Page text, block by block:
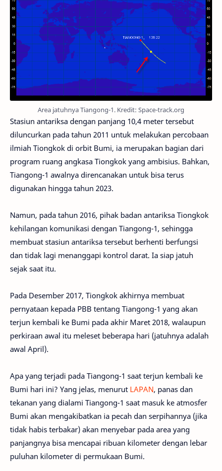
Area jatuhnya Tiangong-1. Kredit: Space-track.org
Stasiun antariksa dengan panjang 10,4 meter tersebut
diluncurkan pada tahun 2011 untuk melakukan percobaan
ilmiah Tiongkok di orbit Bumi, ia merupakan bagian dari
program ruang angkasa Tiongkok yang ambisius. Bahkan,
Tiangong-1 awalnya direncanakan untuk bisa terus
digunakan hingga tahun 2023.
Namun, pada tahun 2016, pihak badan antariksa Tiongkok
kehilangan komunikasi dengan Tiangong-1, sehingga
membuat stasiun antariksa tersebut berhenti berfungsi
dan tidak lagi menanggapi kontrol darat. Ia siap jatuh
sejak saat itu.
Pada Desember 2017, Tiongkok akhirnya membuat
pernyataan kepada PBB tentang Tiangong-1 yang akan
terjun kembali ke Bumi pada akhir Maret 2018, walaupun
perkiraan awal itu meleset beberapa hari (jatuhnya adalah
awal April).
Apa yang terjadi pada Tiangong-1 saat terjun kembali ke
Bumi hari ini? Yang jelas, menurut LAPAN, panas dan
tekanan yang dialami Tiangong-1 saat masuk ke atmosfer
Bumi akan mengakibatkan ia pecah dan serpihannya (jika
tidak habis terbakar) akan menyebar pada area yang
panjangnya bisa mencapai ribuan kilometer dengan lebar
puluhan kilometer di permukaan Bumi.